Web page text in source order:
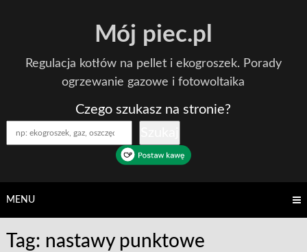
Mój piec.pl
Regulacja kotłów na pellet i ekogroszek. Porady
ogrzewanie gazowe i fotowoltaika
Czego szukasz na stronie?
MENU
Tag: nastawy punktowe